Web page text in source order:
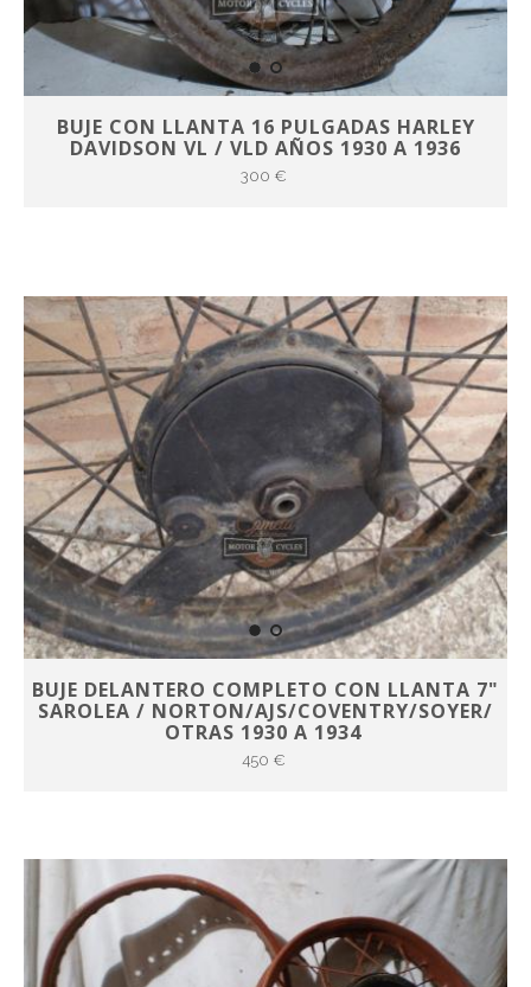
BUJE CON LLANTA 16 PULGADAS HARLEY
DAVIDSON VL / VLD AÑOS 1930 A 1936
300 €
BUJE DELANTERO COMPLETO CON LLANTA 7"
SAROLEA / NORTON/AJS/COVENTRY/SOYER/
OTRAS 1930 A 1934
450 €